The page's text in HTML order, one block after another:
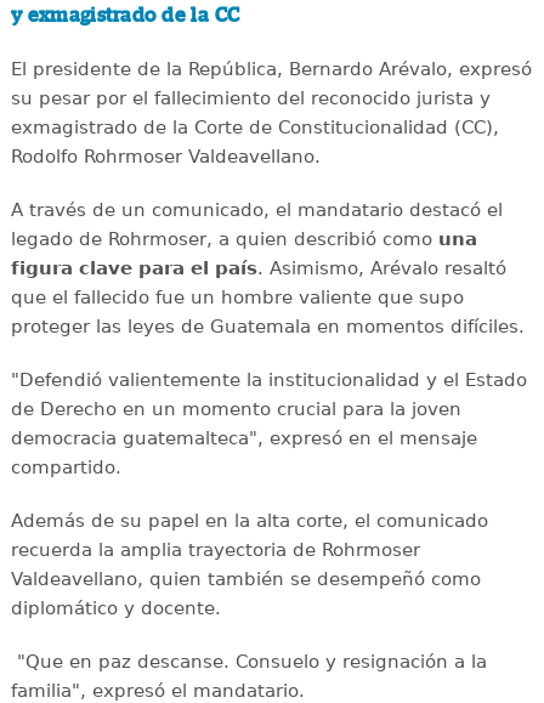
y exmagistrado de la CC
El presidente de la República, Bernardo Arévalo, expresó
su pesar por el fallecimiento del reconocido jurista y
exmagistrado de la Corte de Constitucionalidad (CC),
Rodolfo Rohrmoser Valdeavellano.
A través de un comunicado, el mandatario destacó el
legado de Rohrmoser, a quien describió comouna
figura clave para el país. Asimismo, Arévalo resaltó
que el fallecido fue un hombre valiente que supo
proteger las leyes de Guatemala en momentos difíciles.
"Defendió valientemente la institucionalidad y el Estado
de Derecho en un momento crucial para la joven
democracia guatemalteca", expresó en el mensaje
compartido.
Además de su papel en la alta corte, el comunicado
recuerda la amplia trayectoria de Rohrmoser
Valdeavellano, quien también se desempeñó como
diplomático y docente.
"Que en paz descanse. Consuelo y resignación a la
familia", expresó el mandatario.